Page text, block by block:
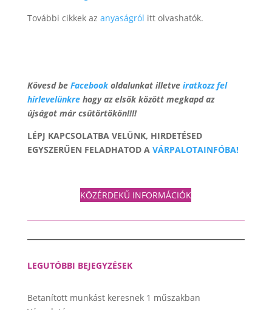
További cikkek az anyaságról itt olvashatók.
Kövesd be Facebookoldalunkat illetve iratkozz fel
hírlevelünkrehogy az elsők között megkapd az
újságot már csütörtökön!!!!
LÉPJ KAPCSOLATBA VELÜNK, HIRDETÉSED
EGYSZERŰEN FELADHATOD A VÁRPALOTAINFÓBA!
KÖZÉRDEKŰ INFORMÁCIÓK
LEGUTÓBBI BEJEGYZÉSEK
Betanított munkást keresnek 1 műszakban